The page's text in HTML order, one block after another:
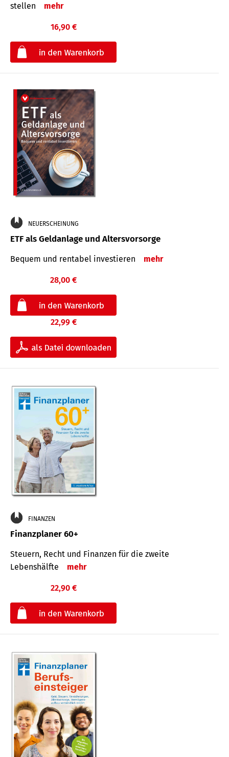
stellen
mehr
16,90 €
NEUERSCHEINUNG
ETF als Geldanlage und Altersvorsorge
Bequem und rentabel investieren mehr
28,00 €
22,99 €
FINANZEN
Finanzplaner 60+
Steuern, Recht und Finanzen für die zweite
Lebenshälfte
mehr
22,90 €